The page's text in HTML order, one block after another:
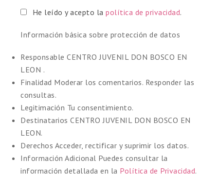
He leído y acepto lapolítica de privacidad.
Información básica sobre protección de datos
Responsable CENTRO JUVENIL DON BOSCO EN
LEON .
Finalidad Moderar los comentarios. Responder las
consultas.
Legitimación Tu consentimiento.
Destinatarios CENTRO JUVENIL DON BOSCO EN
LEON.
Derechos Acceder, rectificar y suprimir los datos.
Información Adicional Puedes consultar la
información detallada en la Política de Privacidad.